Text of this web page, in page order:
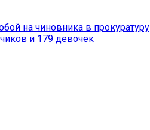
на чиновника в прокуратуру
и 179 девочек